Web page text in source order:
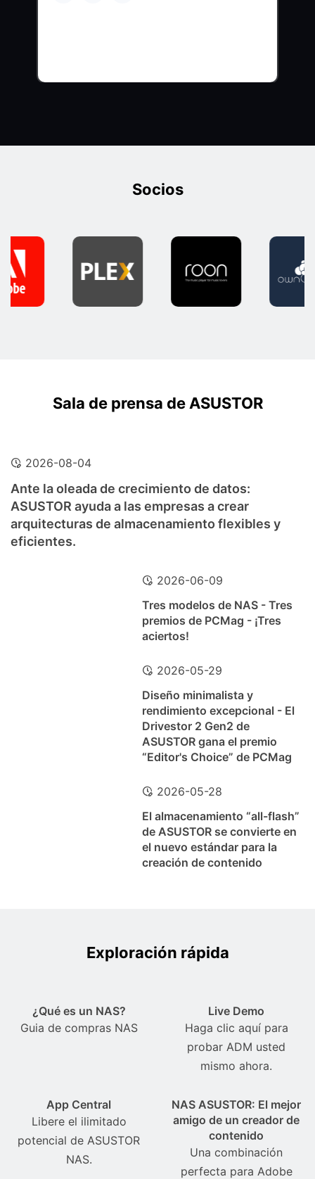
Socios
Sala de prensa de ASUSTOR
2026-08-04
Ante la oleada de crecimiento de datos:
ASUSTOR ayuda a las empresas a crear
arquitecturas de almacenamiento flexibles y
eficientes.
2026-06-09
Tres modelos de NAS - Tres
premios de PCMag - ¡Tres
aciertos!
2026-05-29
Diseño minimalista y
rendimiento excepcional - El
Drivestor 2 Gen2 de
ASUSTOR gana el premio
“Editor's Choice” de PCMag
2026-05-28
El almacenamiento “all-flash”
de ASUSTOR se convierte en
el nuevo estándar para la
creación de contenido
Exploración rápida
¿Qué es un NAS?
Guia de compras NAS
Live Demo
Haga clic aquí para
probar ADM usted
mismo ahora.
App Central
Libere el ilimitado
potencial de ASUSTOR
NAS.
NAS ASUSTOR: El mejor
amigo de un creador de
contenido
Una combinación
perfecta para Adobe